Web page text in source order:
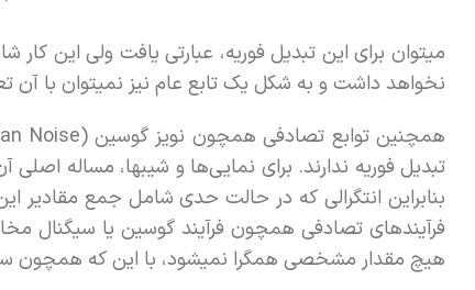
میتوان برای این تبدیل فوریه، عبارتی یافت ولی این
نخواهد داشت و به شکل یک تابع عام نیز نمیتوان با آن
همچنین توابع تصادفی همچون نویز گوسین (Gaussian Noise) و توابع نمایی مشابه
تبدیل فوریه ندارند. برای نمایی‌ها و شیبها، مساله
بنابراین انتگرالی که در حالت حدی شامل جمع
هیچ مقدار مشخصی همگرا نمیشود، با این که همچون